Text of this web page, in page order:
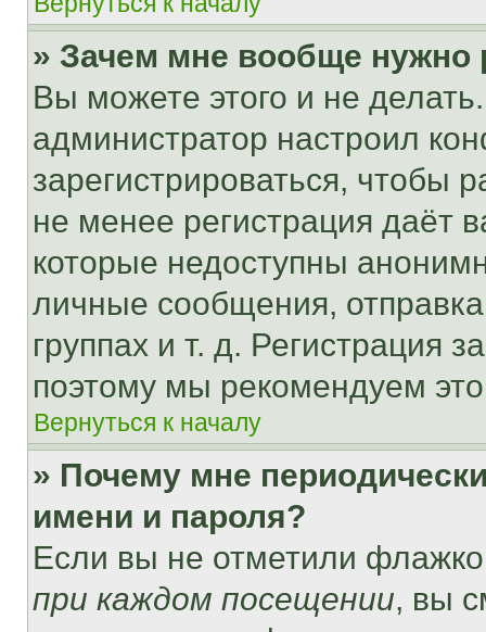
» Зачем мне вообще нужно
Вы можете этого и не
администратор настроил
зарегистрироваться, чтобы
не менее регистрация даёт
которые недоступны
личные сообщения,
группах и т. д. Регистрация
поэтому мы рекомендуем
Вернуться к началу
» Почему мне
имени и пароля?
Если вы не отметили
при каждом посещении, вы